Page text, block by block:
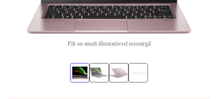
Pilt on ainult illustratiivsel eesmärgil